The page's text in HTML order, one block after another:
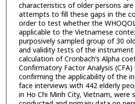
characteristics of older persons
attempts to fill these gaps in the
order to test whether the
applicable to the Vietnamese
purposively sampled group of 30
and validity tests of the instrument
calculation of Cronbach’s Alpha
Confirmatory Factor Analysis
confirming the applicability of the
face interviews with 442 elderly
in Ho Chi Minh City, Vietnam, were